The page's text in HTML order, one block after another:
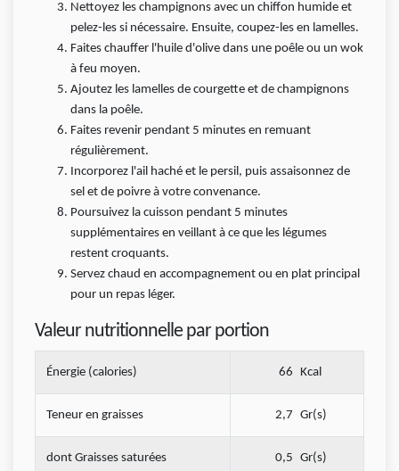
Nettoyez les champignons avec un chiffon humide et
pelez-les si nécessaire. Ensuite, coupez-les en lamelles.
Faites chauffer l'huile d'olive dans une poêle ou un wok
à feu moyen.
Ajoutez les lamelles de courgette et de champignons
dans la poêle.
Faites revenir pendant 5 minutes en remuant
régulièrement.
Incorporez l'ail haché et le persil, puis assaisonnez de
sel et de poivre à votre convenance.
Poursuivez la cuisson pendant 5 minutes
supplémentaires en veillant à ce que les légumes
restent croquants.
Servez chaud en accompagnement ou en plat principal
pour un repas léger.
Valeur nutritionnelle par portion
Énergie (calories) 66 Kcal
Teneur en graisses 2,7 Gr(s)
dont Graisses saturées 0,5 Gr(s)